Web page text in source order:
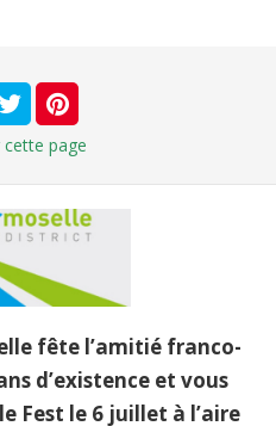
cette page
fête l’amitié franco-
d’existence et vous
Fest le 6 juillet à l’aire